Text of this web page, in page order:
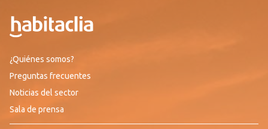
¿Quiénes somos?
Preguntas frecuentes
Noticias del sector
Sala de prensa